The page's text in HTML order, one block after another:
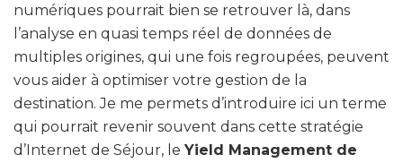
numériques pourrait bien se retrouver là, dans
l’analyse en quasi temps réel de données de
multiples origines, qui une fois regroupées, peuvent
vous aider à optimiser votre gestion de la
destination. Je me permets d’introduire ici un terme
qui pourrait revenir souvent dans cette stratégie
d’Internet de Séjour, le Yield Management de